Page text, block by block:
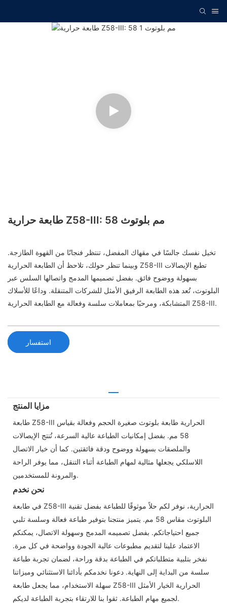
طابعة حرارية Z58-III: 58 مم بلوتوث
تخيل نفسك جالسًا في مقهاك المفضل، تنتظر فنجانًا من القهوة الطازجة.
وبينما تنظر حولك، تلاحظ أن الطابعة الحرارية Z58-III تطبع الإيصالات
بسهولة ووضوح فائق. بفضل تصميمها المدمج واتصالها السلس عبر
البلوتوث، تُعد هذه الطابعة الرفيق الأمثل للشركات المتنقلة. وداعًا للأسلاك
المتشابكة، ومرحبًا بمعاملات سلسة وفعالة مع الطابعة الحرارية Z58-III.
استفسار
مزايا المنتج
طابعة Z58-III الحرارية طابعة بلوتوث صغيرة الحجم وفعالة بقياس
58 مم. بفضل إمكانيات الطباعة عالية السرعة، تُنتج الإيصالات
والملصقات بسهولة ووضوح ودقة فائقتين. كما أن خيار الاتصال
اللاسلكي يجعلها مثالية لمهام الطباعة أثناء التنقل، مما يوفر الراحة
والمرونة للمستخدمين.
نحن نخدم
في طابعة Z58-III الحرارية، نوفر لكم حلاً موثوقًا للطباعة بفضل تقنية
البلوتوث مقاس 58 مم. يتميز منتجنا بتوفير طباعة فعالة وسلسة تلبي
جميع احتياجاتكم. بفضل تصميمه المدمج وسهولة الاتصال، يمكنكم
الاعتماد علينا لتقديم مطبوعات عالية الجودة وواضحة في كل مرة.
نفخر بتلبية متطلباتكم في الطباعة بدقة وراحة، لضمان تجربة طباعة
سلسة من البداية إلى النهاية. دعونا نخدمكم بأدائنا الاستثنائي وميزاتنا
سهلة الاستخدام، مما يجعل طابعة Z58-III الحرارية الخيار الأمثل
لجميع مهام الطباعة. ثقوا بنا للارتقاء بتجربة الطباعة لديكم.